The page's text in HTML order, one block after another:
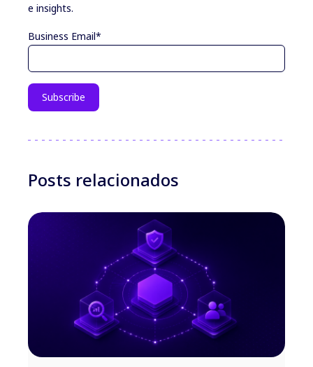
e insights.
Business Email*
Posts relacionados